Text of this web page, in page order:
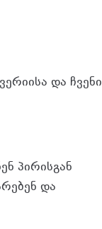
და ჩვენი
პირისგან
და